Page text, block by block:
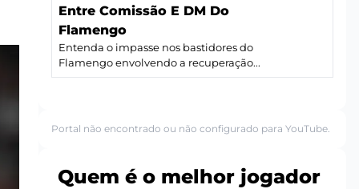
Entre Comissão E DM Do
Flamengo
Entenda o impasse nos bastidores do
Flamengo envolvendo a recuperação...
Portal não encontrado ou não configurado para YouTube.
Quem é o melhor jogador